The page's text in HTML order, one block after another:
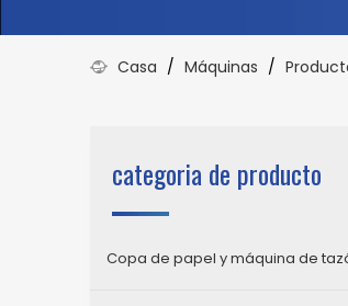
Casa / Máquinas /
categoria de producto
Copa de papel y máquina de